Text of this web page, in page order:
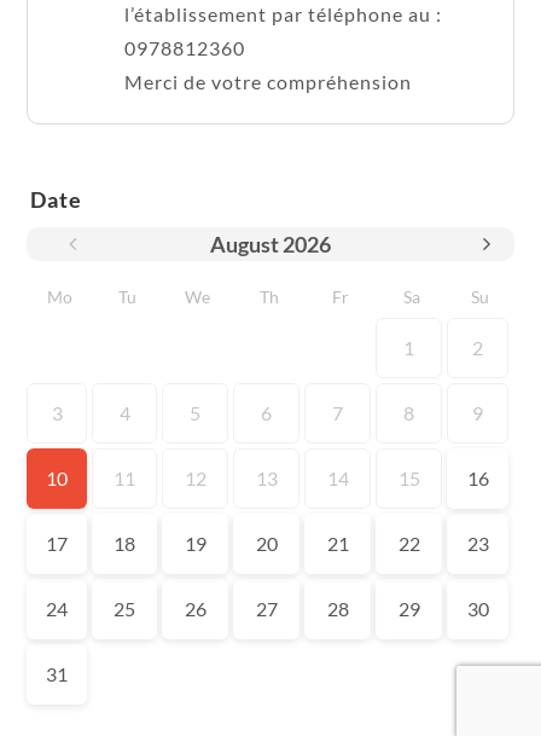
l’établissement par téléphone au :
0978812360
Merci de votre compréhension
Date
August2026
Mo Tu We Th Fr Sa Su
1 2
3 4 5 6 7 8 9
10 11 12 13 14 15 16
17 18 19 20 21 22 23
24 25 26 27 28 29 30
31